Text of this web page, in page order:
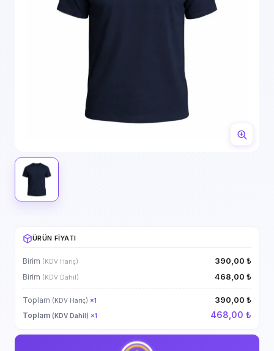
ÜRÜN FIYATI
Birim (KDV Hariç) 390,00 ₺
Birim (KDV Dahil) 468,00 ₺
Toplam (KDV Hariç) ×1 390,00 ₺
Toplam (KDV Dahil) ×1 468,00 ₺